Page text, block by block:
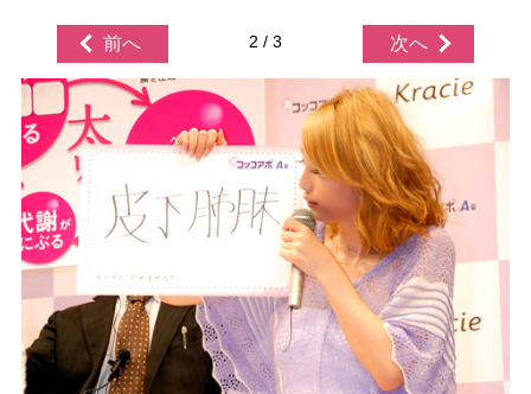
前へ 2 / 3 次へ